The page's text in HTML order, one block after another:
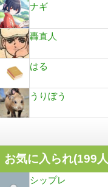
ナギ
轟直人
はる
うりぼう
お気に入られ(199
シップレ